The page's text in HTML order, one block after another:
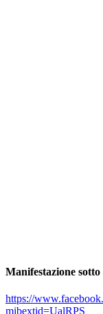
Manifestazione
https://
mibextid=UalRPS